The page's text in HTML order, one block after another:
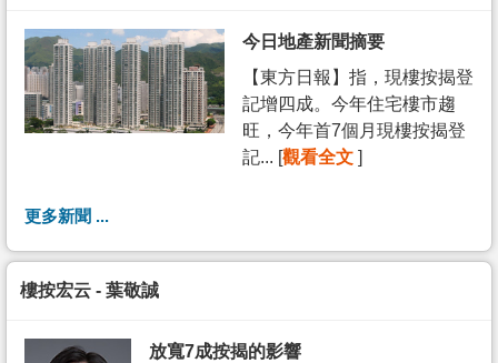
今日地產新聞摘要
【東方日報】指，現樓按揭登
記增四成。今年住宅樓市趨
旺，今年首7個月現樓按揭登
記... [觀看全文 ]
更多新聞 ...
樓按宏云 - 葉敬誠
放寬7成按揭的影響